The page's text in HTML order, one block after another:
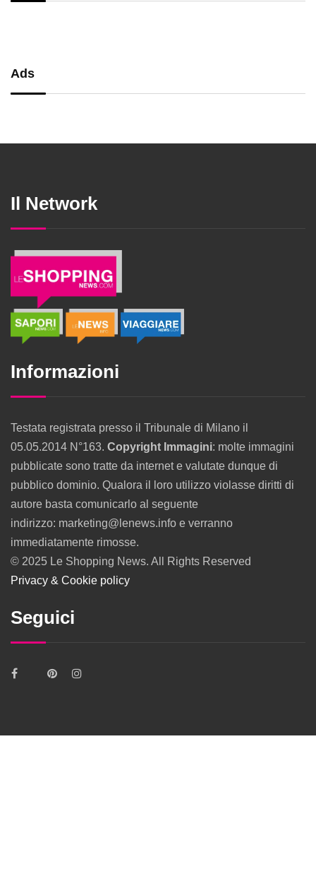
Ads
Il Network
Informazioni
Testata registrata presso il Tribunale di Milano il
05.05.2014 N°163. Copyright Immagini: molte immagini
pubblicate sono tratte da internet e valutate dunque di
pubblico dominio. Qualora il loro utilizzo violasse diritti di
autore basta comunicarlo al seguente
indirizzo: marketing@lenews.info e verranno
immediatamente rimosse.
© 2025 Le Shopping News. All Rights Reserved
Privacy & Cookie policy
Seguici